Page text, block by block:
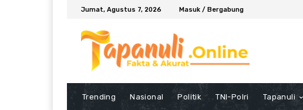
Jumat, Agustus 7, 2026 Masuk / Bergabung
Trending Nasional Politik TNI-Polri Tapanuli